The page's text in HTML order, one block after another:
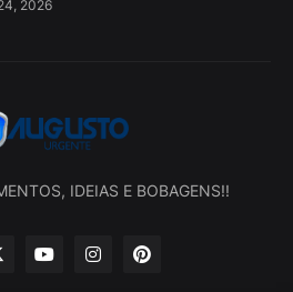
2026
IDEIAS E BOBAGENS!!